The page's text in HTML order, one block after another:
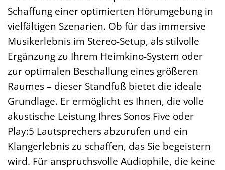
Schaffung einer optimierten Hörumgebung in
vielfältigen Szenarien. Ob für das immersive
Musikerlebnis im Stereo-Setup, als stilvolle
Ergänzung zu Ihrem Heimkino-System oder
zur optimalen Beschallung eines größeren
Raumes – dieser Standfuß bietet die ideale
Grundlage. Er ermöglicht es Ihnen, die volle
akustische Leistung Ihres Sonos Five oder
Play:5 Lautsprechers abzurufen und ein
Klangerlebnis zu schaffen, das Sie begeistern
wird. Für anspruchsvolle Audiophile, die keine